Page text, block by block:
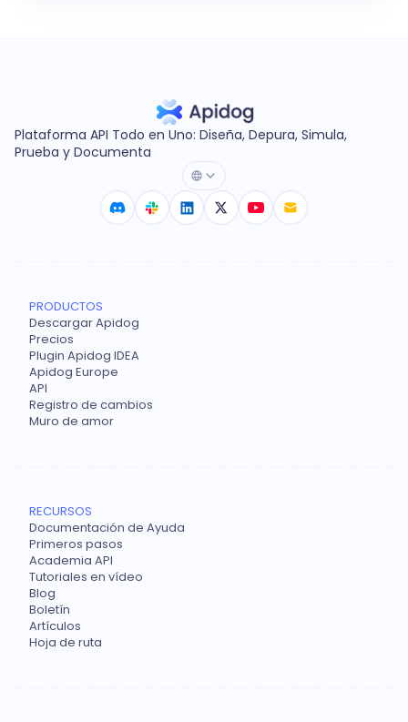
Plataforma API Todo en Uno: Diseña, Depura, Simula,
Prueba y Documenta
PRODUCTOS
Descargar Apidog
Precios
Plugin Apidog IDEA
Apidog Europe
API
Registro de cambios
Muro de amor
RECURSOS
Documentación de Ayuda
Primeros pasos
Academia API
Tutoriales en vídeo
Blog
Boletín
Artículos
Hoja de ruta